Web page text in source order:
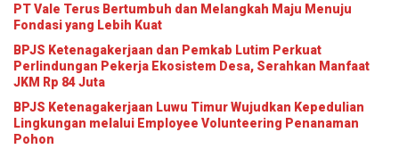
PT Vale Terus Bertumbuh dan Melangkah Maju Menuju
Fondasi yang Lebih Kuat
BPJS Ketenagakerjaan dan Pemkab Lutim Perkuat
Perlindungan Pekerja Ekosistem Desa, Serahkan Manfaat
JKM Rp 84 Juta
BPJS Ketenagakerjaan Luwu Timur Wujudkan Kepedulian
Lingkungan melalui Employee Volunteering Penanaman
Pohon